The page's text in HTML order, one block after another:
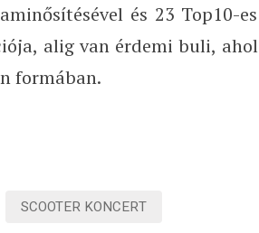
és 23 Top10-es
alig van érdemi buli, ahol
formában.
SCOOTER KONCERT